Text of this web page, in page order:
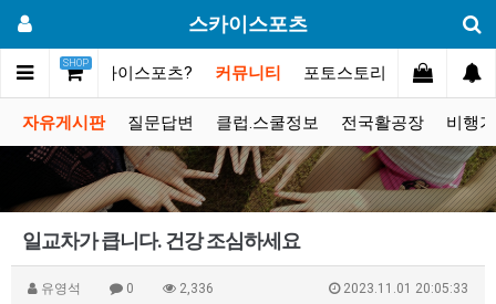
스카이스포츠
SHOP
메인 스카이스포츠? 커뮤니티 포토스토리 동영상갤러
자유게시판 질문답변 클럽.스쿨정보 전국활공장 비행
일교차가 큽니다. 건강 조심하세요
유영석 0 2,336 2023.11.01 20:05:33